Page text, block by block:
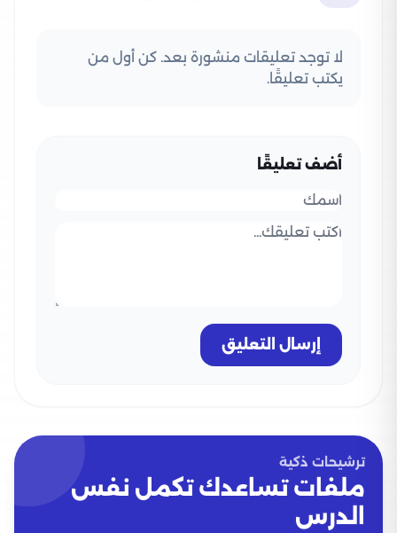
لا توجد تعليقات منشورة بعد. كن أول من
يكتب تعليقًا.
أضف تعليقًا
إرسال التعليق
ترشيحات ذكية
ملفات تساعدك تكمل نفس
الدرس